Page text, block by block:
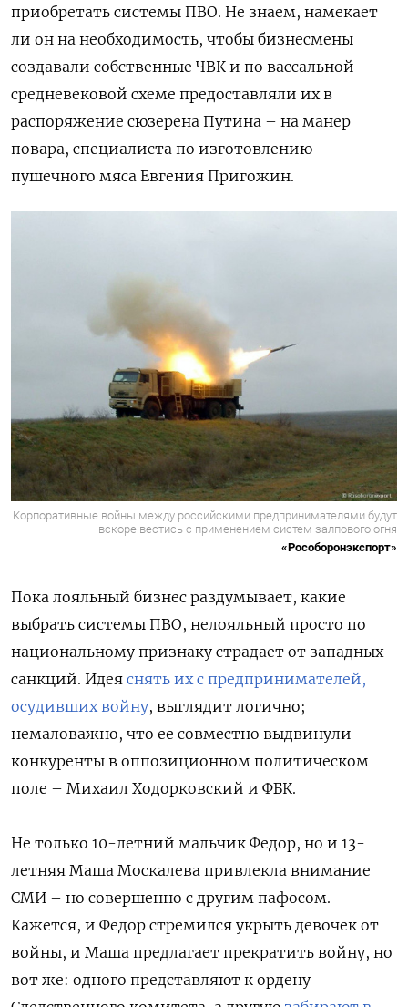
приобретать системы ПВО. Не знаем, намекает
ли он на необходимость, чтобы бизнесмены
создавали собственные ЧВК и по вассальной
средневековой схеме предоставляли их в
распоряжение сюзерена Путина – на манер
повара, специалиста по изготовлению
пушечного мяса Евгения Пригожин.
Корпоративные войны между российскими предпринимателями будут
вскоре вестись с применением систем залпового огня
«Рособоронэкспорт»
Пока лояльный бизнес раздумывает, какие
выбрать системы ПВО, нелояльный просто по
национальному признаку страдает от западных
санкций. Идея снять их с предпринимателей,
осудивших войну, выглядит логично;
немаловажно, что ее совместно выдвинули
конкуренты в оппозиционном политическом
поле – Михаил Ходорковский и ФБК.
Не только 10-летний мальчик Федор, но и 13-
летняя Маша Москалева привлекла внимание
СМИ – но совершенно с другим пафосом.
Кажется, и Федор стремился укрыть девочек от
войны, и Маша предлагает прекратить войну, но
вот же: одного представляют к ордену